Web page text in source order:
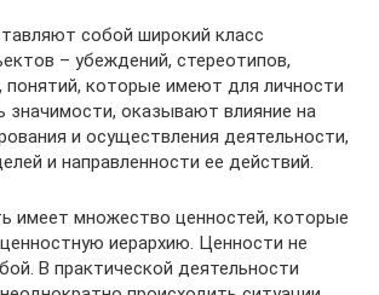
собой широкий класс
– убеждений, стереотипов,
понятий, которые имеют для личности
значимости, оказывают влияние на
и осуществления деятельности,
и направленности ее действий.
имеет множество ценностей, которые
иерархию. Ценности не
В практической деятельности